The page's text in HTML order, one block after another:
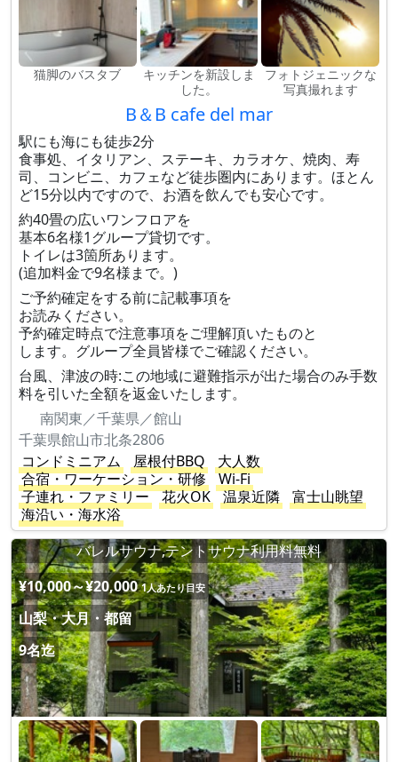
猫脚のバスタブ
キッチンを新設しま
した。
フォトジェニックな
写真撮れます
B＆B cafe del mar
駅にも海にも徒歩2分
食事処、イタリアン、ステーキ、カラオケ、焼肉、寿
司、コンビニ、カフェなど徒歩圏内にあります。ほとん
ど15分以内ですので、お酒を飲んでも安心です。
約40畳の広いワンフロアを
基本6名様1グループ貸切です。
トイレは3箇所あります。
(追加料金で9名様まで。)
ご予約確定をする前に記載事項を
お読みください。
予約確定時点で注意事項をご理解頂いたものと
します。グループ全員皆様でご確認ください。
台風、津波の時:この地域に避難指示が出た場合のみ手数
料を引いた全額を返金いたします。
南関東／千葉県／館山
千葉県館山市北条2806
コンドミニアム
屋根付BBQ
大人数
合宿・ワーケーション・研修
Wi-Fi
子連れ・ファミリー
花火OK 温泉近隣
富士山眺望
海沿い・海水浴
バレルサウナ,テントサウナ利用料無料
¥10,000～¥20,000 1人あたり目安
山梨・大月・都留
9名迄